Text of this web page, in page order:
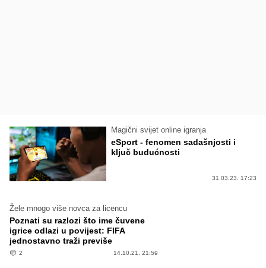
Magični svijet online igranja
eSport - fenomen sadašnjosti i
ključ budućnosti
31.03.23. 17:23
Žele mnogo više novca za licencu
Poznati su razlozi što ime čuvene
igrice odlazi u povijest: FIFA
jednostavno traži previše
2 14.10.21. 21:59